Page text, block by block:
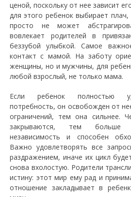
ценой, поскольку от нее зависит
для этого ребенок выбирает
просто не может
вовлекает родителей в
беззубой улыбкой. Самое
контакт с мамой. На заботу
женщины, но и мужчины, для
любой взрослый, не только мама.
Если ребенок полностью
потребность, он освобожден от
ограничений, тем она сильнее.
закрываются, тем больше
независимость и способен
Важно удовлетворять все
раздражением, иначе их цикл
снова вхолостую. Родители
истину: этот мир ему рад и
отношение закладывает в